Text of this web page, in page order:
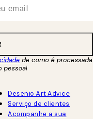
de como é processada
pessoal
Desenio Art Advice
Serviço de clientes
Acompanhe a sua